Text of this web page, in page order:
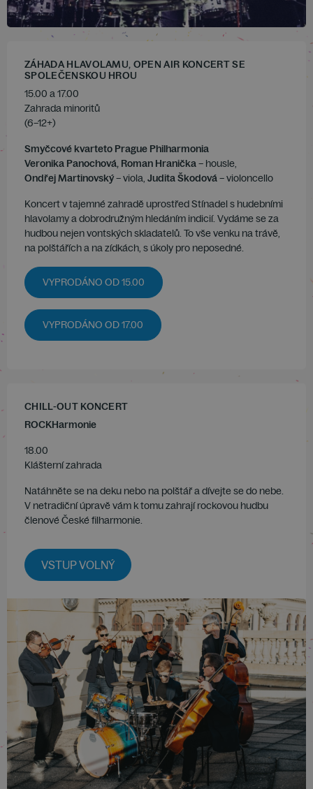
ZÁHADA HLAVOLAMU, OPEN AIR KONCERT SE
SPOLEČENSKOU HROU
15.00 a 17.00
Zahrada minoritů
(6–12+)
Smyčcové kvarteto Prague Philharmonia
Veronika Panochová, Roman Hranička– housle,
Ondřej Martinovský– viola, Judita Škodová– violoncello
Koncert v tajemné zahradě uprostřed Stínadel s hudebními
hlavolamy a dobrodružným hledáním indicií. Vydáme se za
hudbou nejen vontských skladatelů. To vše venku na trávě,
na polštářích a na zídkách, s úkoly pro neposedné.
VYPRODÁNO OD 15.00
VYPRODÁNO OD 17.00
CHILL-OUT KONCERT
ROCKHarmonie
18.00
Klášterní zahrada
Natáhněte se na deku nebo na polštář a dívejte se do nebe.
V netradiční úpravě vám k tomu zahrají rockovou hudbu
členové České filharmonie.
VSTUP VOLNÝ